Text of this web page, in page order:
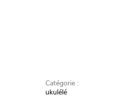
Catégorie :
ukulélé